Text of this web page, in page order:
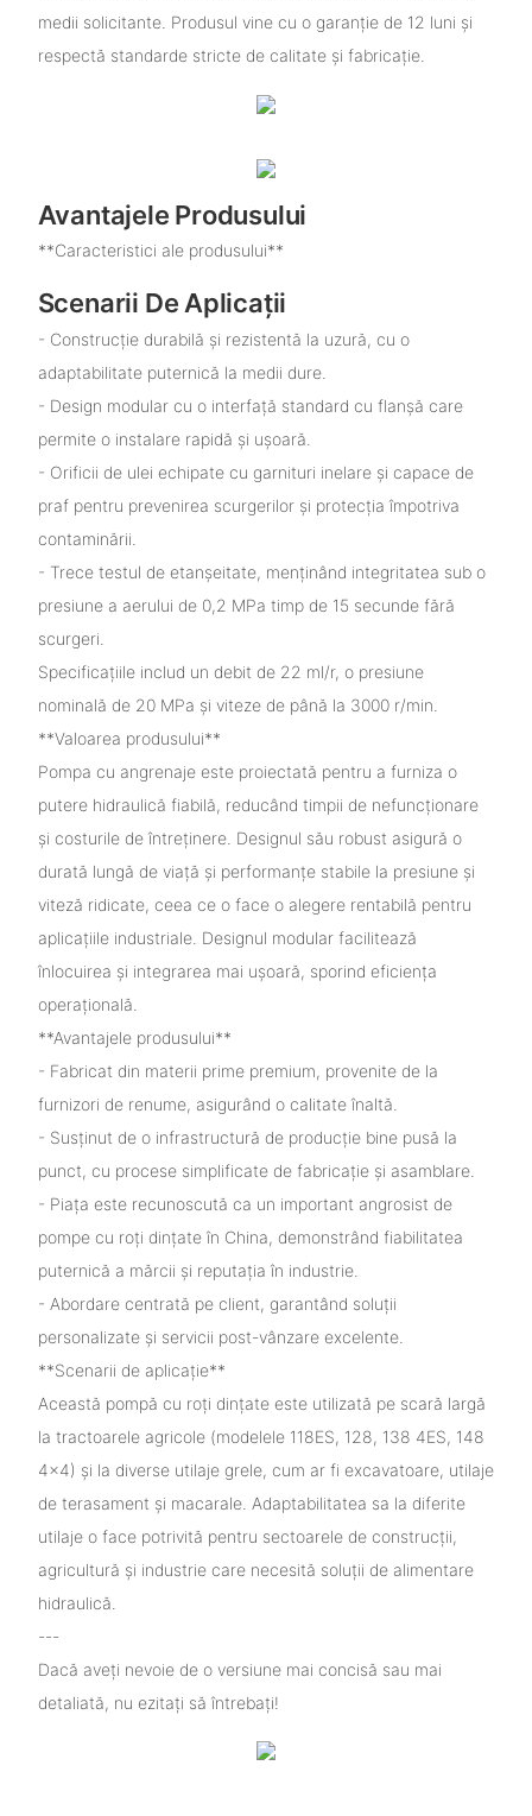
medii solicitante. Produsul vine cu o garanție de 12 luni și
respectă standarde stricte de calitate și fabricație.
Avantajele Produsului
**Caracteristici ale produsului**
Scenarii De Aplicații
- Construcție durabilă și rezistentă la uzură, cu o
adaptabilitate puternică la medii dure.
- Design modular cu o interfață standard cu flanșă care
permite o instalare rapidă și ușoară.
- Orificii de ulei echipate cu garnituri inelare și capace de
praf pentru prevenirea scurgerilor și protecția împotriva
contaminării.
- Trece testul de etanșeitate, menținând integritatea sub o
presiune a aerului de 0,2 MPa timp de 15 secunde fără
scurgeri.
Specificațiile includ un debit de 22 ml/r, o presiune
nominală de 20 MPa și viteze de până la 3000 r/min.
**Valoarea produsului**
Pompa cu angrenaje este proiectată pentru a furniza o
putere hidraulică fiabilă, reducând timpii de nefuncționare
și costurile de întreținere. Designul său robust asigură o
durată lungă de viață și performanțe stabile la presiune și
viteză ridicate, ceea ce o face o alegere rentabilă pentru
aplicațiile industriale. Designul modular facilitează
înlocuirea și integrarea mai ușoară, sporind eficiența
operațională.
**Avantajele produsului**
- Fabricat din materii prime premium, provenite de la
furnizori de renume, asigurând o calitate înaltă.
- Susținut de o infrastructură de producție bine pusă la
punct, cu procese simplificate de fabricație și asamblare.
- Piața este recunoscută ca un important angrosist de
pompe cu roți dințate în China, demonstrând fiabilitatea
puternică a mărcii și reputația în industrie.
- Abordare centrată pe client, garantând soluții
personalizate și servicii post-vânzare excelente.
**Scenarii de aplicație**
Această pompă cu roți dințate este utilizată pe scară largă
la tractoarele agricole (modelele 118ES, 128, 138 4ES, 148
4×4) și la diverse utilaje grele, cum ar fi excavatoare, utilaje
de terasament și macarale. Adaptabilitatea sa la diferite
utilaje o face potrivită pentru sectoarele de construcții,
agricultură și industrie care necesită soluții de alimentare
hidraulică.
---
Dacă aveți nevoie de o versiune mai concisă sau mai
detaliată, nu ezitați să întrebați!